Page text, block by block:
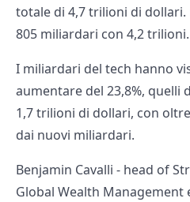
totale di 4,7 trilioni di dollari.
805 miliardari con 4,2 trilioni.
I miliardari del tech hanno
aumentare del 23,8%, quelli
1,7 trilioni di dollari, con
dai nuovi miliardari.
Benjamin Cavalli - head of
Global Wealth Management